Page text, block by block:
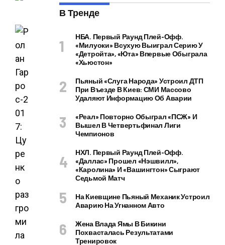
В Тренде
НБА. Первый Раунд Плей-Офф.
«Милуоки» Всухую Выиграл Серию У
«Детройта», «Юта» Впервые Обыграла
«Хьюстон»
Пьяный «слуга Народа» Устроил ДТП
При Въезде В Киев: СМИ Массово
Удаляют Информацию Об Аварии
«Реал» Повторно Обыграл «ПСЖ» И
Вышел В Четвертьфинал Лиги
Чемпионов
НХЛ. Первый Раунд Плей-Офф.
«Даллас» Прошел «Нэшвилл»,
«Каролина» И «Вашингтон» Сыграют
Седьмой Матч
На Киевщине Пьяный Механик Устроил
Аварию На Угнанном Авто
Жена Влада Ямы В Бикини
Похвасталась Результатами
Тренировок